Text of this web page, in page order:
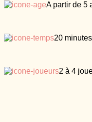
A partir de 5
20 minutes
2 à 4